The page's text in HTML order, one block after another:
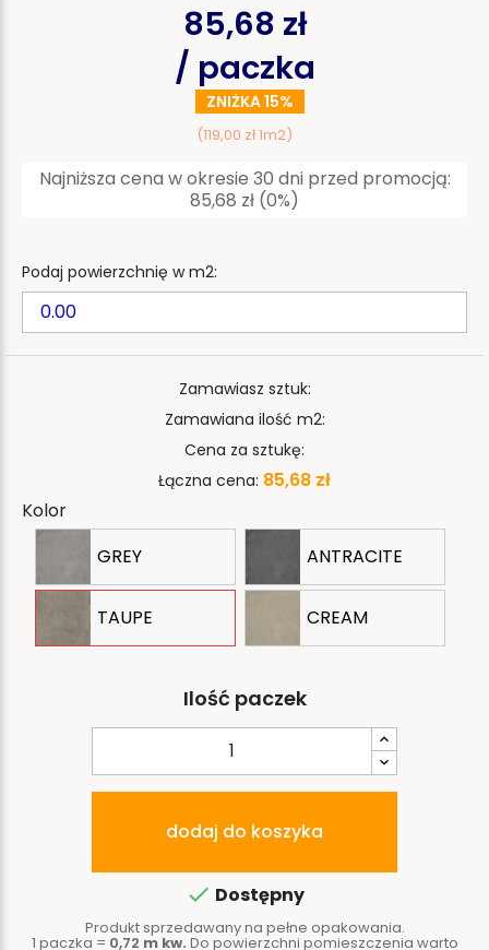
85,68 zł
/ paczka
ZNIŻKA 15%
(119,00 zł 1m2)
Najniższa cena w okresie 30 dni przed promocją:
85,68 zł (0%)
Podaj powierzchnię w m2:
Zamawiasz sztuk:
Zamawiana ilość m2:
Cena za sztukę:
Łączna cena: 85,68 zł
Kolor
GREY
ANTRACITE
TAUPE CREAM
Ilość paczek
dodaj do koszyka
 Dostępny
Produkt sprzedawany na pełne opakowania.
1 paczka = 0,72 m kw. Do powierzchni pomieszczenia warto